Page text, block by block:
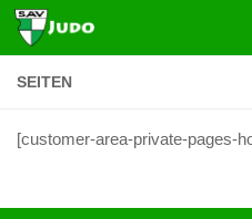
Zum Inhalt springen
SEITEN
[customer-area-private-pages-